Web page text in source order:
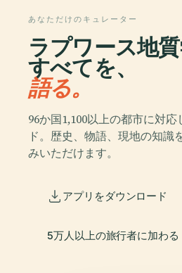
あなただけのキュレーター
ラプワース地
すべてを、
語る。
96か国1,100以上の都市に対
ド。歴史、物語、現地の知識
みいただけます。
アプリをダウンロード
5万人以上の旅行者に加わる